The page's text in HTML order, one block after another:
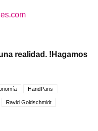
realidad. !Hagamos
HandPans
Ravid Goldschmidt